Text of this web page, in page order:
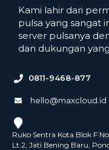
Kami lahir dari
pulsa yang sangat
server pulsanya
dan dukungan
0811-9468-877
hello@maxcloud.id
Ruko Sentra Kota Blok F
Lt.2, Jati Bening Baru,